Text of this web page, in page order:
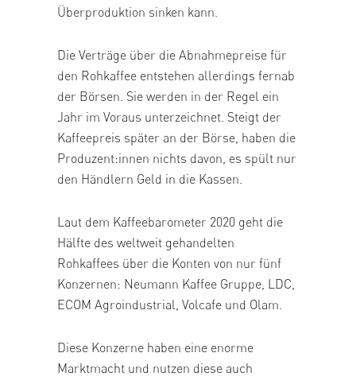
Überproduktion sinken kann.
Die Verträge über die Abnahmepreise für
den Rohkaffee entstehen allerdings fernab
der Börsen. Sie werden in der Regel ein
Jahr im Voraus unterzeichnet. Steigt der
Kaffeepreis später an der Börse, haben die
Produzent:innen nichts davon, es spült nur
den Händlern Geld in die Kassen.
Laut dem Kaffeebarometer 2020 geht die
Hälfte des weltweit gehandelten
Rohkaffees über die Konten von nur fünf
Konzernen: Neumann Kaffee Gruppe, LDC,
ECOM Agroindustrial, Volcafe und Olam.
Diese Konzerne haben eine enorme
Marktmacht und nutzen diese auch